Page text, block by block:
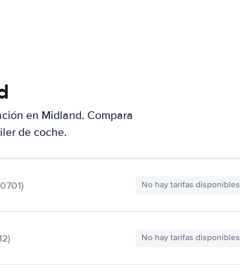
en Midland. Compara
de coche.
No hay tarifas disponibles
No hay tarifas disponibles